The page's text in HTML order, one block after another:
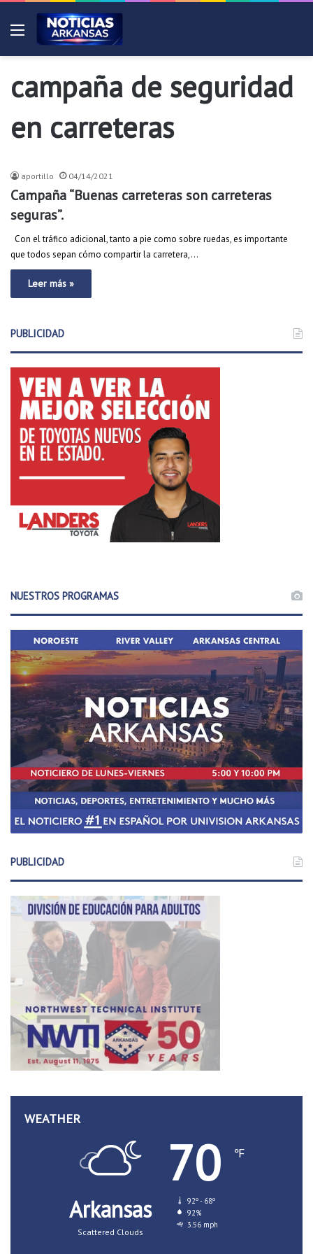
Menú
campaña de seguridad
en carreteras
aportillo 04/14/2021
Campaña “Buenas carreteras son carreteras
seguras”.
Con el tráfico adicional, tanto a pie como sobre ruedas, es importante
que todos sepan cómo compartir la carretera,…
Leer más »
PUBLICIDAD
NUESTROS PROGRAMAS
PUBLICIDAD
WEATHER
Arkansas
Scattered Clouds
70 ℉
92º - 68º
92%
3.56 mph